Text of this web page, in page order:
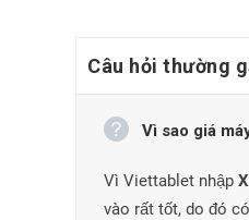
Câu hỏi thường
Vì sao giá
Vì Viettablet nhập
vào rất tốt, do đó